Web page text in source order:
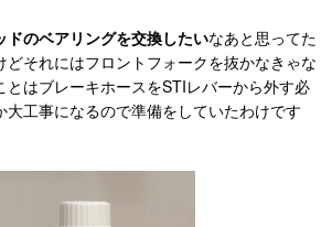
ドのベアリングを交換したいなあと思ってた
どそれにはフロントフォークを抜かなきゃな
とはブレーキホースをSTIレバーから外す必
大工事になるので準備をしていたわけです